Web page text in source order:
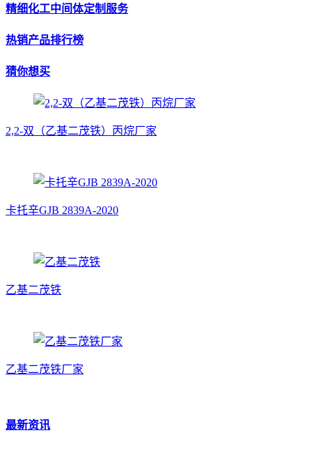
精细化工中间体定制服务
热销产品排行榜
猜你想买
2,2-双（乙基二茂铁）丙烷厂家
卡托辛GJB 2839A-2020
乙基二茂铁
乙基二茂铁厂家
最新资讯